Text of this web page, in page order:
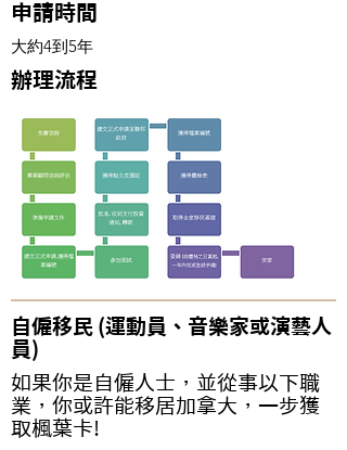
申請時間
大約4到5年
辦理流程
自僱移民 (運動員、音樂家或演藝人
員)
如果你是自僱人士，並從事以下職
業，你或許能移居加拿大，一步獲
取楓葉卡!